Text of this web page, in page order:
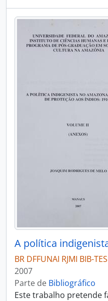
BR DFFUNAI RJMI BIB-
2007
Parte de Bibliográfico
Este trabalho pretende